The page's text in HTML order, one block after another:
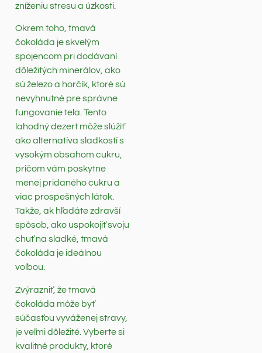
zníženiu stresu a úzkosti.
Okrem toho, tmavá
čokoláda je skvelým
spojencom pri dodávaní
dôležitých minerálov, ako
sú železo a horčík, ktoré sú
nevyhnutné pre správne
fungovanie tela. Tento
lahodný dezert môže slúžiť
ako alternatíva sladkostí s
vysokým obsahom cukru,
pričom vám poskytne
menej pridaného cukru a
viac prospešných látok.
Takže, ak hľadáte zdravší
spôsob, ako uspokojiť svoju
chuť na sladké, tmavá
čokoláda je ideálnou
voľbou.
Zvýrazniť, že tmavá
čokoláda môže byť
súčasťou vyváženej stravy,
je veľmi dôležité. Vyberte si
kvalitné produkty, ktoré